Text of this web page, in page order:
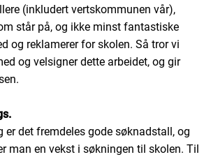
(inkludert vertskommunen vår),
står på, og ikke minst fantastiske
og reklamerer for skolen. Så tror vi
og velsigner dette arbeidet, og gir
er det fremdeles gode søknadstall, og
man en vekst i søkningen til skolen. Til